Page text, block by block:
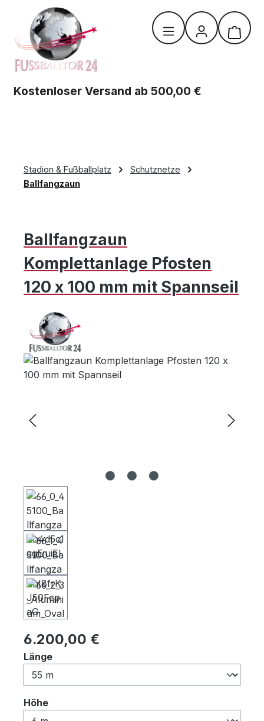
Zum Hauptinhalt springen
Kostenloser Versand ab 500,00 €
Stadion & Fußballplatz
Schutznetze
Ballfangzaun
Ballfangzaun
Komplettanlage Pfosten
120 x 100 mm mit Spannseil
Bildergalerie überspringen
Regulärer Preis:
6.200,00 €
Längeauswählen
Höheauswählen